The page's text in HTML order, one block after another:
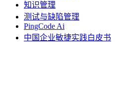
知识管理
测试与缺陷管理
PingCode Ai
中国企业敏捷实践白皮书